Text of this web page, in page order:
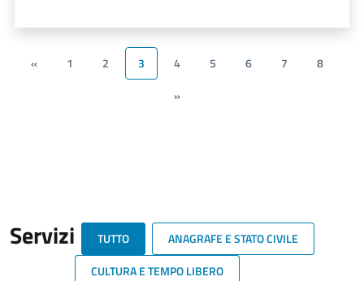
« 1 2 3 4 5 6 7
8
»
Servizi TUTTO
ANAGRAFE E STATO CIVILE
CULTURA E TEMPO LIBERO